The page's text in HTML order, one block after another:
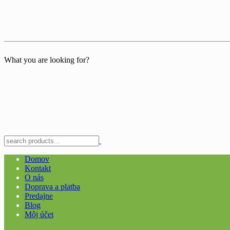
What you are looking for?
Domov
Kontakt
O nás
Doprava a platba
Predajne
Blog
Môj účet